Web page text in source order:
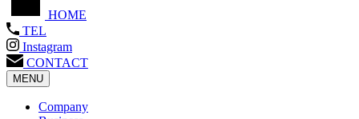
HOME
TEL
Instagram
CONTACT
MENU
Company